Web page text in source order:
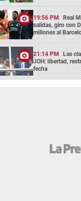
19:56 PM Real
salidas, giro con
millones al
21:14 PM Las
JOH: libertad,
fecha